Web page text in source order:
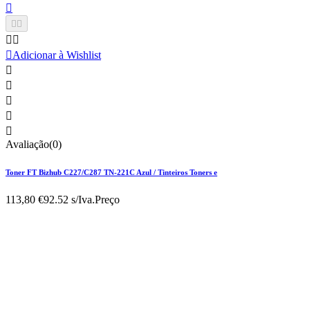

 
 
Adicionar à Wishlist





Avaliação(0)
Toner FT Bizhub C227/C287 TN-221C Azul / Tinteiros Toners e
113,80 €92.52 s/Iva.Preço